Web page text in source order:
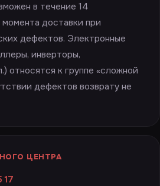
в течение 14
доставки при
дефектов. Электронные
инверторы,
относятся к группе «сложной
дефектов возврату не
ЦЕНТРА
17